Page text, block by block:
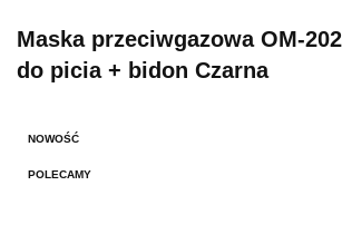
Maska przeciwgazowa OM-
do picia + bidon Czarna
NOWOŚĆ
POLECAMY